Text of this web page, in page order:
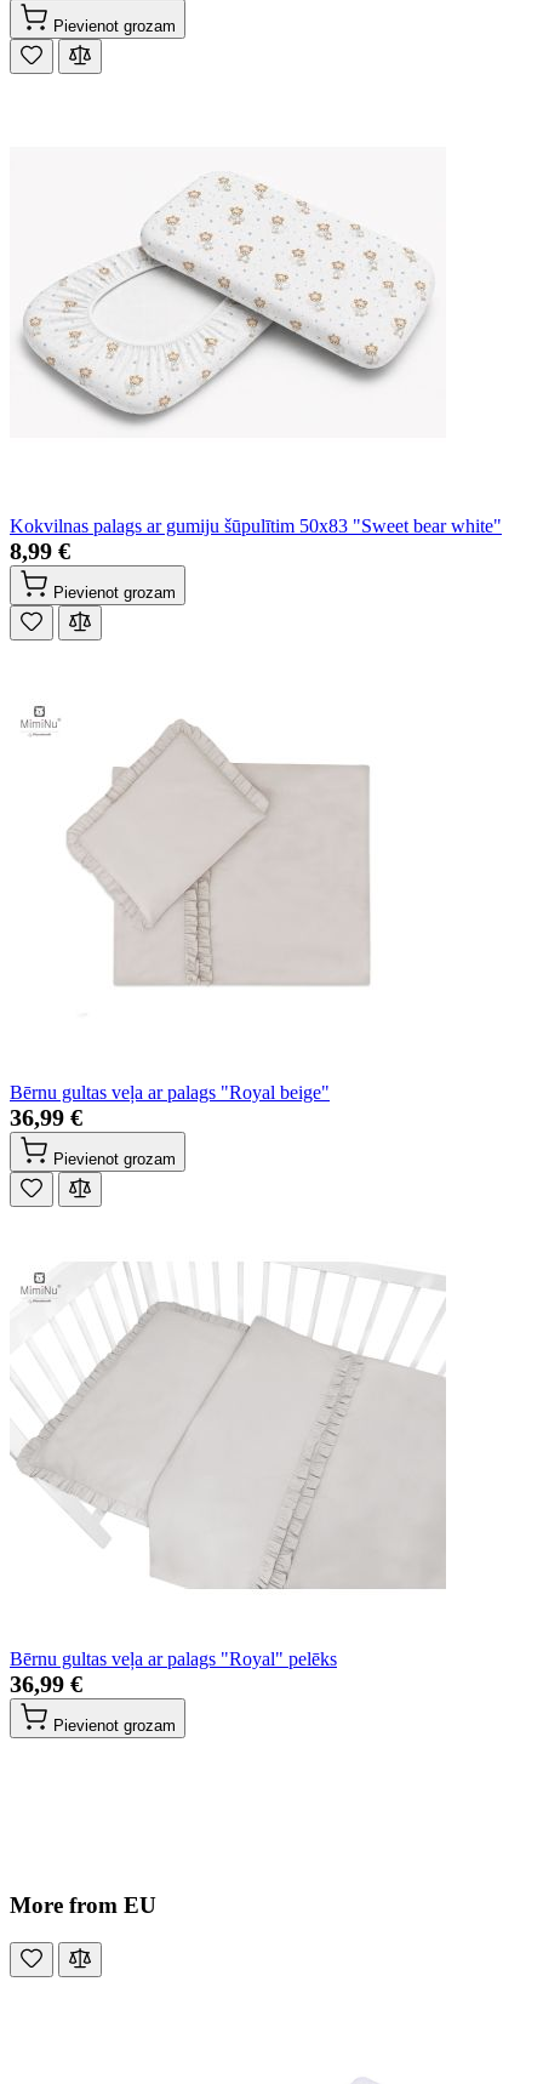
Pievienot grozam
Kokvilnas palags ar gumiju šūpulītim 50x83 "Sweet bear white"
8,99 €
Pievienot grozam
Bērnu gultas veļa ar palags "Royal beige"
36,99 €
Pievienot grozam
Bērnu gultas veļa ar palags "Royal" pelēks
36,99 €
Pievienot grozam
More from EU